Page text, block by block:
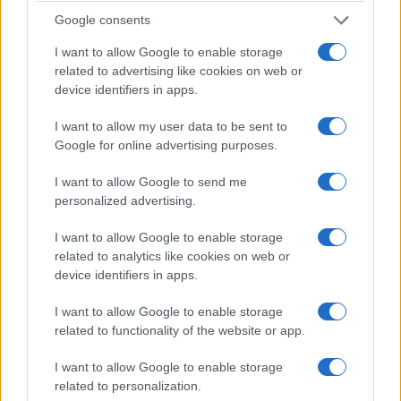
Google consents
I want to allow Google to enable storage
related to advertising like cookies on web or
device identifiers in apps.
I want to allow my user data to be sent to
Google for online advertising purposes.
I want to allow Google to send me
personalized advertising.
I want to allow Google to enable storage
related to analytics like cookies on web or
device identifiers in apps.
I want to allow Google to enable storage
related to functionality of the website or app.
I want to allow Google to enable storage
related to personalization.
rivoluzionario. Invece di passare le vacanze
costruito un
banchetto nel cortile di casavicino alla piazza
del paese e hanno messo in vendita
caffè, acqua e pasticcini. Lo scopo?
Mettere da parte qualche soldo e comprarsi un
sognare generazioni intere e che è praticamente
sconosciuto alla maggior parte dei loro coetanei.
I ragazzi si svegliavano anche alle cinque del
mattino per preparare tutto e per guadagnare
qualche soldino anziché mettere il broncio ai
genitori nel tentativo di farsi dare da loro
l’ammontare per l’acquisto del Ciao. E stava anche
funzionando:in pochi giorni avevano raccolto